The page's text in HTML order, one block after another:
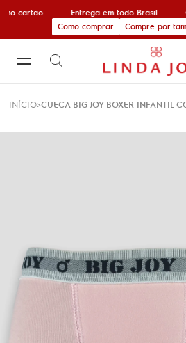
no cartão Entrega em todo Brasil
Como comprar
Compre por
INÍCIO CUECA BIG JOY BOXER INFANTIL